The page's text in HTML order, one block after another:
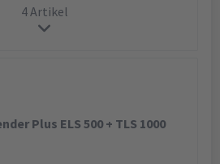
4 Artikel
Plus ELS 500 + TLS 1000